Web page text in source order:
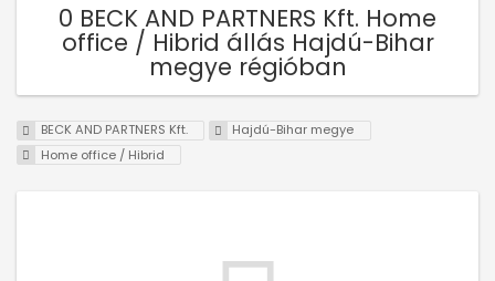
0 BECK AND PARTNERS Kft. Home
office / Hibrid állás Hajdú-Bihar
megye régióban
BECK AND PARTNERS Kft.
Hajdú-Bihar megye
Home office / Hibrid